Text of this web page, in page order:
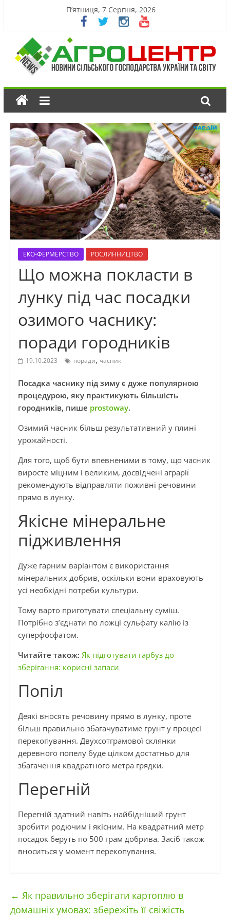
П’ятниця, 7 Серпня, 2026
ЕКО-ФЕРМЕРСТВО РОСЛИННИЦТВО
Що можна покласти в
лунку під час посадки
озимого часнику:
поради городників
19.10.2023 поради, часник
Посадка часнику під зиму є дуже популярною
процедурою, яку практикують більшість
городників, пише prostoway.
Озимий часник більш результативний у плині
урожайності.
Для того, щоб бути впевненими в тому, що часник
виросте міцним і великим, досвідчені аграрії
рекомендують відправляти поживні речовини
прямо в лунку.
Якісне мінеральне
підживлення
Дуже гарним варіантом є використання
мінеральних добрив, оскільки вони враховують
усі необхідні потреби культури.
Тому варто приготувати спеціальну суміш.
Потрібно з’єднати по ложці сульфату калію із
суперфосфатом.
Читайте також: Як підготувати гарбуз до
зберігання: корисні запаси
Попіл
Деякі вносять речовину прямо в лунку, проте
більш правильно збагачуватиме грунт у процесі
перекопування. Двухсотграмової склянки
деревного попелу буде цілком достатньо для
збагачення квадратного метра грядки.
Перегній
Перегній здатний навіть найбідніший грунт
зробити родючим і якісним. На квадратний метр
посадок беруть по 500 грам добрива. Засіб також
вноситься у момент перекопування.
← Як правильно зберігати картоплю в
домашніх умовах: збережіть її свіжість